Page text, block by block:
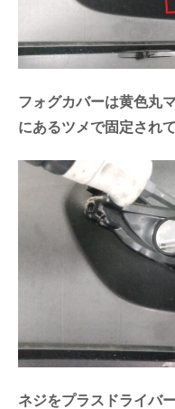
フォグカバーは黄色丸
にあるツメで固定されて
ネジをプラスドライバ